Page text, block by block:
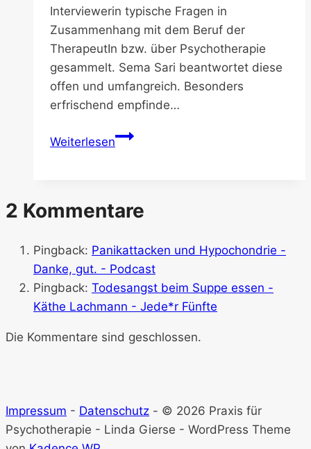
Interviewerin typische Fragen in
Zusammenhang mit dem Beruf der
TherapeutIn bzw. über Psychotherapie
gesammelt. Sema Sari beantwortet diese
offen und umfangreich. Besonders
erfrischend empfinde…
WeiterlesenArbeit
Sema
–
Danke,
gut!
–
2 Kommentare
Pingback: Panikattacken und Hypochondrie -
Danke, gut. - Podcast
Pingback: Todesangst beim Suppe essen -
Käthe Lachmann - Jede*r Fünfte
Die Kommentare sind geschlossen.
Impressum - Datenschutz - © 2026 Praxis für
Psychotherapie - Linda Gierse - WordPress Theme